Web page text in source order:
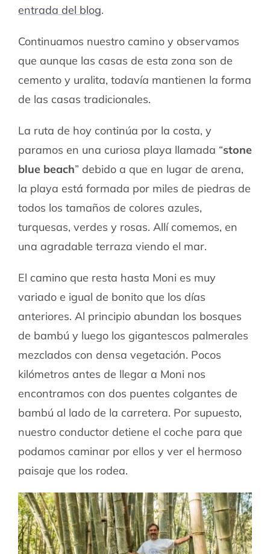
entrada del blog.
Continuamos nuestro camino y observamos
que aunque las casas de esta zona son de
cemento y uralita, todavía mantienen la forma
de las casas tradicionales.
La ruta de hoy continúa por la costa, y
paramos en una curiosa playa llamada “stone
blue beach” debido a que en lugar de arena,
la playa está formada por miles de piedras de
todos los tamaños de colores azules,
turquesas, verdes y rosas. Allí comemos, en
una agradable terraza viendo el mar.
El camino que resta hasta Moni es muy
variado e igual de bonito que los días
anteriores. Al principio abundan los bosques
de bambú y luego los gigantescos palmerales
mezclados con densa vegetación. Pocos
kilómetros antes de llegar a Moni nos
encontramos con dos puentes colgantes de
bambú al lado de la carretera. Por supuesto,
nuestro conductor detiene el coche para que
podamos caminar por ellos y ver el hermoso
paisaje que los rodea.